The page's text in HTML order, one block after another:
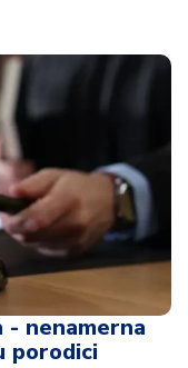
- nenamerna
porodici